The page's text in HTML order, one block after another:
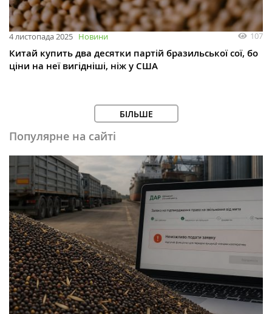
4 листопада 2025 Новини 107
Китай купить два десятки партій бразильської сої, бо
ціни на неї вигідніші, ніж у США
БІЛЬШЕ
Популярне на сайті